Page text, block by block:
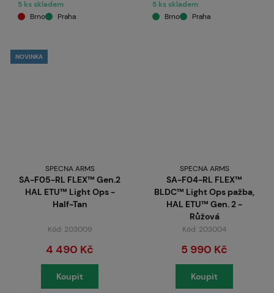
5 ks skladem
Brno
Praha
5 ks skladem
Brno
Praha
NOVINKA
SPECNA ARMS
SA-F05-RL FLEX™ Gen.2
HAL ETU™ Light Ops -
Half-Tan
Kód: 203009
4 490 Kč
Koupit
SPECNA ARMS
SA-F04-RL FLEX™
BLDC™ Light Ops pažba,
HAL ETU™ Gen. 2 -
Růžová
Kód: 203004
5 990 Kč
Koupit